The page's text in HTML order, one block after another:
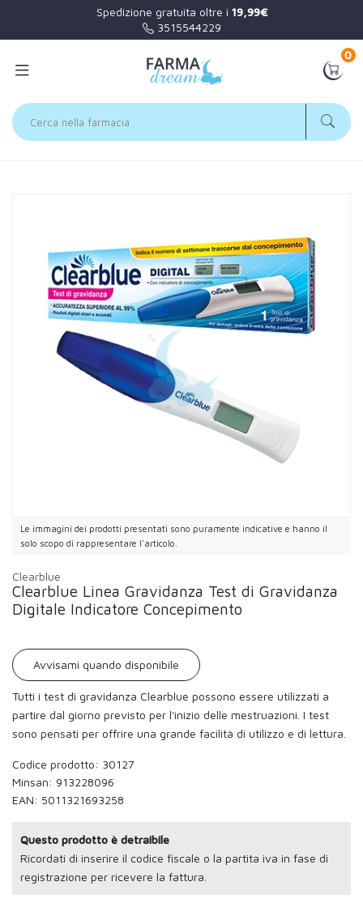
Spedizione gratuita oltre i 19,99€
3515544229
0
Indicatore Concepimento
Le immagini dei prodotti presentati sono puramente indicative e hanno il
solo scopo di rappresentare l'articolo.
Clearblue
Clearblue Linea Gravidanza Test di Gravidanza
Digitale Indicatore Concepimento
Avvisami quando disponibile
Tutti i test di gravidanza Clearblue possono essere utilizzati a
partire dal giorno previsto per l'inizio delle mestruazioni. I test
sono pensati per offrire una grande facilità di utilizzo e di lettura.
Codice prodotto: 30127
Minsan: 913228096
EAN: 5011321693258
Questo prodotto è detraibile
Ricordati di inserire il codice fiscale o la partita iva in fase di
registrazione per ricevere la fattura.